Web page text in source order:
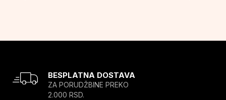
BESPLATNA DOSTAVA
ZA PORUDŽBINE PREKO
2.000 RSD.